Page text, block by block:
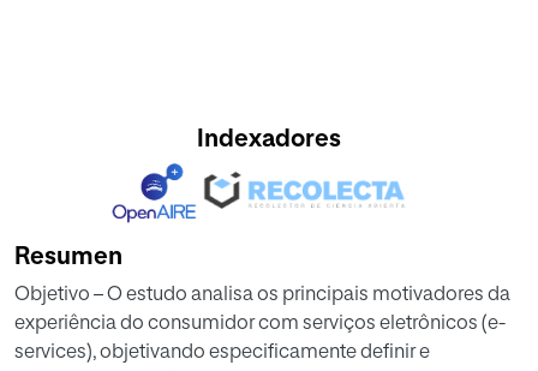
Indexadores
Resumen
Objetivo – O estudo analisa os principais motivadores da
experiência do consumidor com serviços eletrônicos (e-
services), objetivando especificamente definir e